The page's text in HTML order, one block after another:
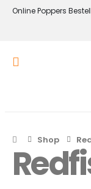
Online Poppers
Shop